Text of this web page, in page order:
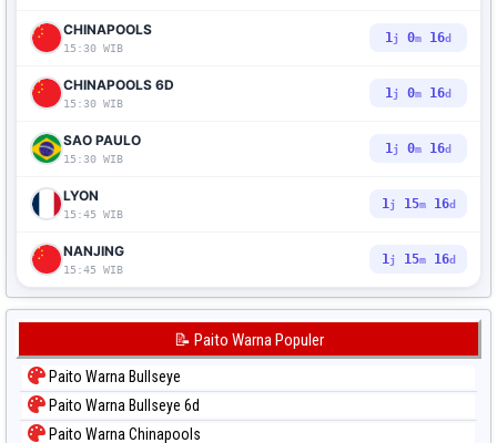
CHINAPOOLS
15:30 WIB
1j 0m 14d
CHINAPOOLS 6D
15:30 WIB
1j 0m 14d
SAO PAULO
15:30 WIB
1j 0m 14d
LYON
15:45 WIB
1j 15m14d
NANJING
15:45 WIB
1j 15m14d
📝 Paito Warna Populer
Paito Warna Bullseye
Paito Warna Bullseye 6d
Paito Warna Chinapools